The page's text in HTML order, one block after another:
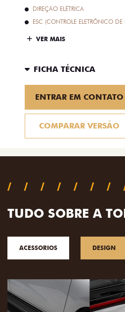
DIREÇÃO ELÉTRICA
ESC (CONTROLE ELETRÔNICO DE
VER MAIS
FICHA TÉCNICA
ENTRAR EM CONTATO
COMPARAR VERSÃO
TUDO SOBRE A
ACESSORIOS DESIGN